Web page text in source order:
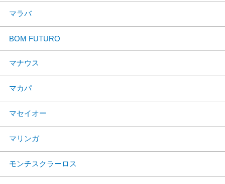
マラバ
BOM FUTURO
マナウス
マカパ
マセイオー
マリンガ
モンチスクラーロス